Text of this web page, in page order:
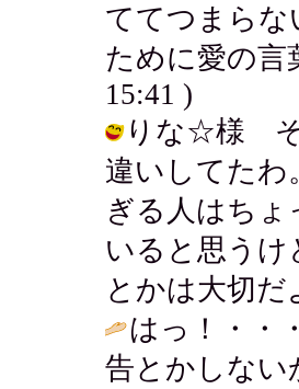
ててつまらな
ために愛の言
15:41 )
りな☆様 そ
違いしてたわ
ぎる人はち
いると思う
とかは大切だ
はっ！・・
告とかしない